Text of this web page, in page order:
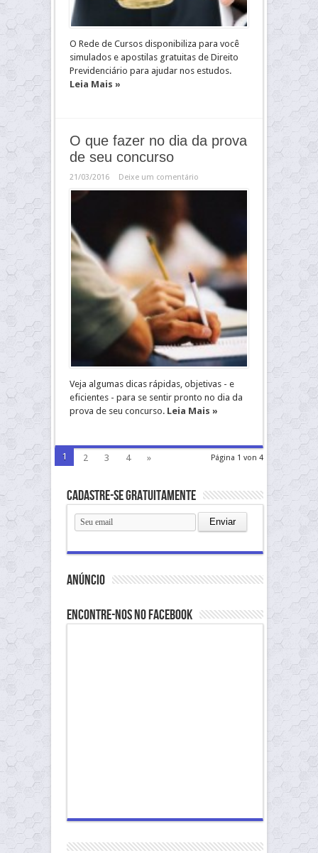
O Rede de Cursos disponibiliza para você
simulados e apostilas gratuitas de Direito
Previdenciário para ajudar nos estudos.
Leia Mais »
O que fazer no dia da prova
de seu concurso
21/03/2016 Deixe um comentário
Veja algumas dicas rápidas, objetivas - e
eficientes - para se sentir pronto no dia da
prova de seu concurso. Leia Mais »
Página 1 von 4
1 2 3 4 »
Cadastre-se gratuitamente
anúncio
Encontre-nos no Facebook